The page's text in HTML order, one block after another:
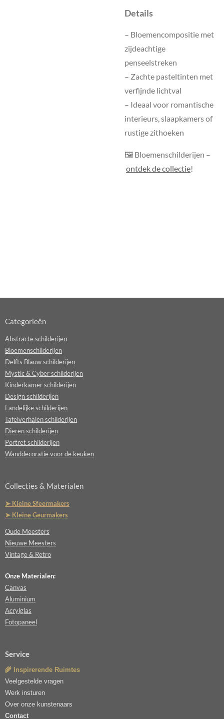
Details
– Bloemencompositie met
zijdeachtige
penseelstreken
– Zachte pasteltinten met
verfijnde lichtval
– Ideaal voor romantische
interieurs, slaapkamers of
rustige zithoeken
🖼 Bloemenschilderijen –
ontdek de collectie!
Categorieën
Abstracte schilderijen
Bloemenschilderijen
Delfts Blauw schilderijen
Mystic & Cyber schilderijen
Kinderkamer schilderijen
Design schilderijen
Landelijke schilderijen
Tafelverhalen schilderijen
Dieren schilderijen
Portret schilderijen
Wanddecoratie voor de keuken
Collecties & Materialen
➤ Kleine Sfeermakers
➤ Kleine Geurmakers
Oude Meesters
Nieuwe Meesters
Vintage & Retro
Onze Materialen:
Canvas
Aluminium
Acrylglas
Fotopaneel
Service
🌾 Inspirerende Ruimtes
Veelgestelde vragen
Werk insturen
Over onze kunstenaars
Contact